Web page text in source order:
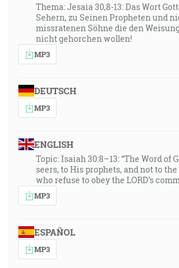
Thema: Jesaia 30,8-13: Das Wort
Sehern, zu Seinen Propheten und
missratenen Söhne die den
nicht gehorchen wollen!
MP3
DEUTSCH
MP3
ENGLISH
Topic: Isaiah 30:8–13: “The Word of
seers, to His prophets, and not to
who refuse to obey the LORD’s
MP3
ESPAÑOL
MP3